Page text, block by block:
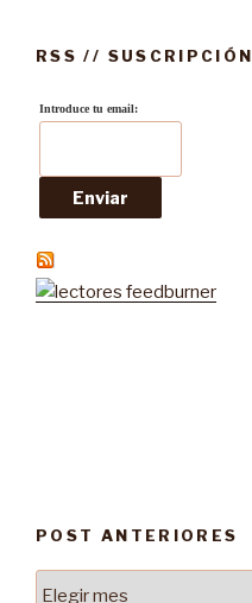
RSS // SUSCRIPCIÓN
Introduce tu email:
POST ANTERIORES
Post